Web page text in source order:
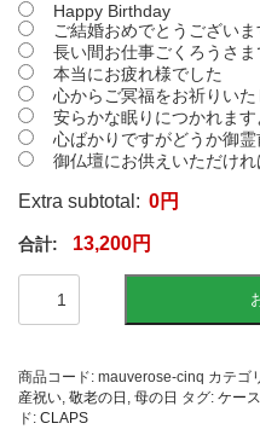
Happy Birthday
ご結婚おめでとうございま
長い間お仕事ごくろうさま
本当にお疲れ様でした
心からご冥福をお祈りいた
安らかな眠りにつかれま
心ばかりですがどうか御
御仏壇にお供えいただけ
Extra subtotal: 0円
13,200円
【お
い
枯
れ
な
商品コード: mauverose-cinq カテゴ
産祝い, 敬老の日 , 母の日 タグ: ケー
ド: CLAPS